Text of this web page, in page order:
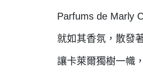
Parfums de Marly
就如其香氛，散發
讓卡萊爾獨樹一幟